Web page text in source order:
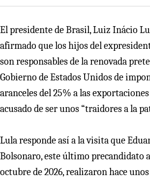
El presidente de Brasil, Luiz Inácio
afirmado que los hijos del
son responsables de la renovada
Gobierno de Estados Unidos de
aranceles del 25% a las
acusado de ser unos “traidores a la
Lula responde así a la visita que
Bolsonaro, este último precandidato
octubre de 2026, realizaron hace